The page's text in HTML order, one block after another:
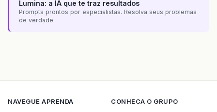
Lumina: a IA que te traz resultados
Prompts prontos por especialistas. Resolva seus problemas
de verdade.
NAVEGUE APRENDA
CONHECA O GRUPO